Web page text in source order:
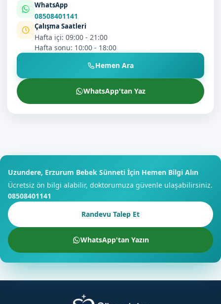
WhatsApp
08508401141
Çalışma Saatleri
Hafta içi: 09:00 - 21:00
Hafta sonu: 10:00 - 18:00
Hemen Ara
WhatsApp'tan Yaz
Uzundere, Erzurum Bebek Sünneti İçin Hemen Bilgi Alın
Ücretsiz ön bilgi alabilir, doktorumuza güvenle ulaşabilirsiniz.
08508401141
Randevu Talep Et
WhatsApp'tan Yazın